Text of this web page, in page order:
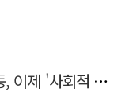
[이정식의 시대의 창]폭염 속 이동노동, 이제 '사회적 위험 관리'로 전환할 때